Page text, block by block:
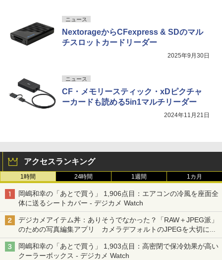
ニュース
NextorageからCFexpress & SDのマル
チスロットカードリーダー
2025年9月30日
ニュース
CF・メモリースティック・xDピクチャ
ーカードも読める5in1マルチリーダー
2024年11月21日
アクセスランキング
1時間 24時間 1週間 1カ月
岡嶋和幸の「あとで買う」 1,906点目：エアコンの冷風を座面全
体に送るシートカバー - デジカメ Watch
デジカメアイテム丼：ありそうでなかった？「RAW＋JPEG派」
のための写真編集アプリ カメラデフォルトのJPEGを大切にす
る「Filmator」
岡嶋和幸の「あとで買う」 1,903点目：高密閉で保冷効果が高い
クーラーボックス - デジカメ Watch